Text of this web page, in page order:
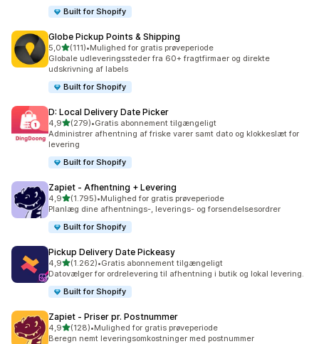
Built for Shopify
Globe Pickup Points & Shipping
5,0ud af 5 stjerner
(111)
111 anmeldelser i alt
•Mulighed for gratis prøveperiode
Globale udleveringssteder fra 60+ fragtfirmaer og direkte
udskrivning af labels
Built for Shopify
D: Local Delivery Date Picker
4,9ud af 5 stjerner
(279)
279 anmeldelser i alt
•Gratis abonnement tilgængeligt
Administrer afhentning af friske varer samt dato og klokkeslæt for
levering
Built for Shopify
Zapiet ‑ Afhentning + Levering
4,9ud af 5 stjerner
(1.795)
1795 anmeldelser i alt
•Mulighed for gratis prøveperiode
Planlæg dine afhentnings-, leverings- og forsendelsesordrer
Built for Shopify
Pickup Delivery Date Pickeasy
4,9ud af 5 stjerner
(1.262)
1262 anmeldelser i alt
•Gratis abonnement tilgængeligt
Datovælger for ordrelevering til afhentning i butik og lokal levering.
Built for Shopify
Zapiet ‑ Priser pr. Postnummer
4,9ud af 5 stjerner
(128)
128 anmeldelser i alt
•Mulighed for gratis prøveperiode
Beregn nemt leveringsomkostninger med postnummer